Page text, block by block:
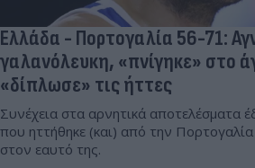
Ελλάδα - Πορτογαλία 56-71:
γαλανόλευκη, «πνίγηκε» στο
«δίπλωσε» τις ήττες
Συνέχεια στα αρνητικά αποτελέσματα
που ηττήθηκε (και) από την Πορτογαλία
στον εαυτό της.